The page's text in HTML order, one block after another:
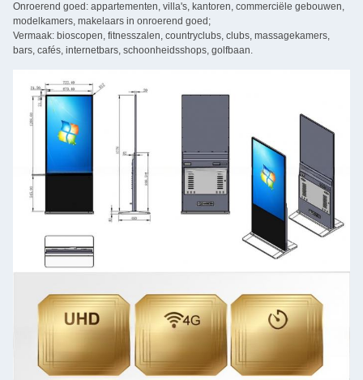
Onroerend goed: appartementen, villa's, kantoren, commerciële gebouwen,
modelkamers, makelaars in onroerend goed;
Vermaak: bioscopen, fitnesszalen, countryclubs, clubs, massagekamers,
bars, cafés, internetbars, schoonheidsshops, golfbaan.